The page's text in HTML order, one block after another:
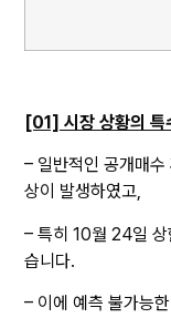
[01] 시장 상황의 특
– 일반적인 공개매
상이 발생하였고,
– 특히 10월 24일 상
습니다.
– 이에 예측 불가능